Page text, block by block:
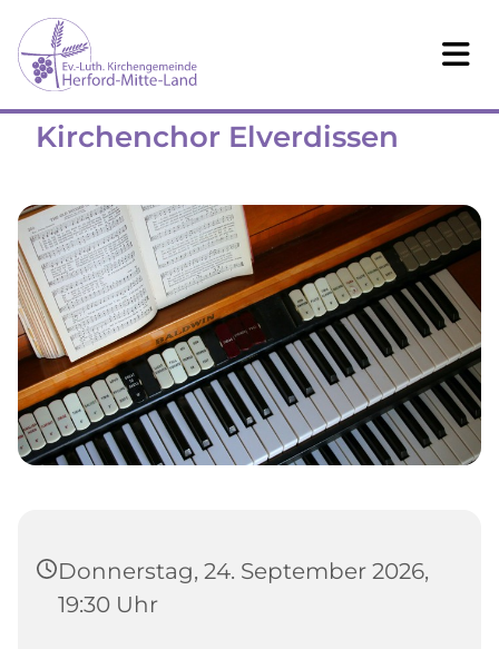
Kirchenchor Elverdissen
Donnerstag, 24. September 2026,
19:30 Uhr